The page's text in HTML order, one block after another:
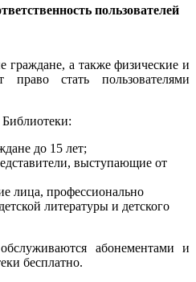
пользователей
граждане, а также физические и
стать пользователями
до 15 лет;
выступающие от
лица, профессионально
литературы и детского
абонементами и
бесплатно.